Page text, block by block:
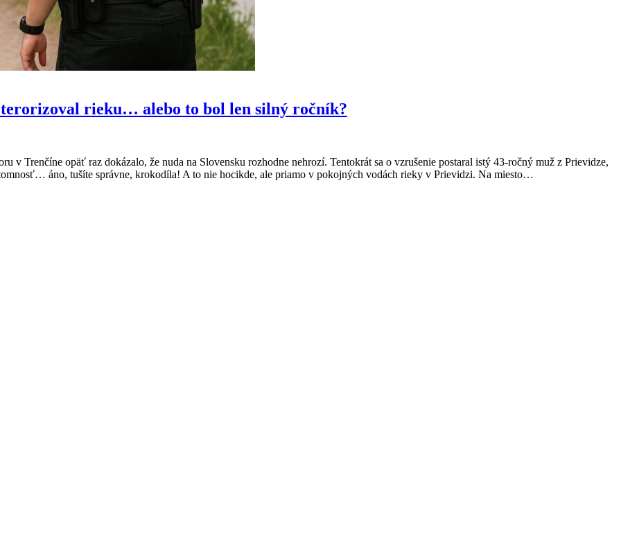
rieku… alebo to bol len silný ročník?
Trenčíne opäť raz dokázalo, že nuda na Slovensku rozhodne nehrozí. Tentokrát sa o vzrušenie postaral istý 43-ročný muž z Prievidze,
áno, tušíte správne, krokodíla! A to nie hocikde, ale priamo v pokojných vodách rieky v Prievidzi. Na miesto…